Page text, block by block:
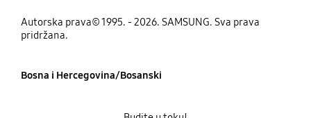
Autorska prava© 1995. - 2026. SAMSUNG. Sva prava
pridržana.
Bosna i Hercegovina/Bosanski